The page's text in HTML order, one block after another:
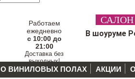
товара
Работаем
ежедневно
с 10:00 до
21:00
Доставка без
выходных!
В шоуруме
О ВИНИЛОВЫХ ПОЛАХ АКЦИИ